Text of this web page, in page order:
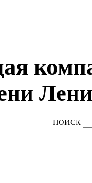
ПОИСК